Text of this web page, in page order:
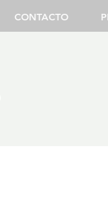
CONTACTO